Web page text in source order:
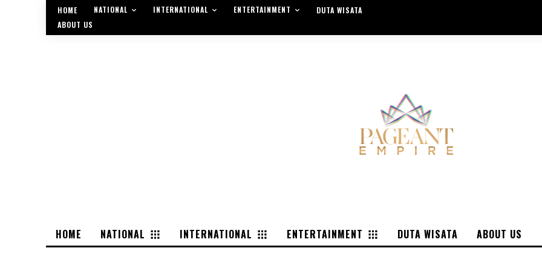
HOME NATIONAL INTERNATIONAL ENTERTAINMENT
DUTA WISATA
ABOUT US
HOME NATIONAL INTERNATIONAL ENTERTAINMENT DUTA WISATA ABOUT US